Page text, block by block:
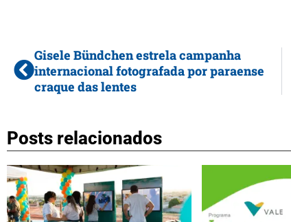
Gisele Bündchen estrela campanha
internacional fotografada por paraense
craque das lentes
Posts relacionados